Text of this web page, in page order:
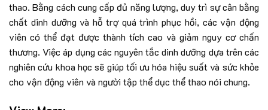
thao. Bằng cách cung cấp đủ năng lượng, duy trì sự cân bằng
chất dinh dưỡng và hỗ trợ quá trình phục hồi, các vận động
viên có thể đạt được thành tích cao và giảm nguy cơ chấn
thương. Việc áp dụng các nguyên tắc dinh dưỡng dựa trên các
nghiên cứu khoa học sẽ giúp tối ưu hóa hiệu suất và sức khỏe
cho vận động viên và người tập thể dục thể thao nói chung.